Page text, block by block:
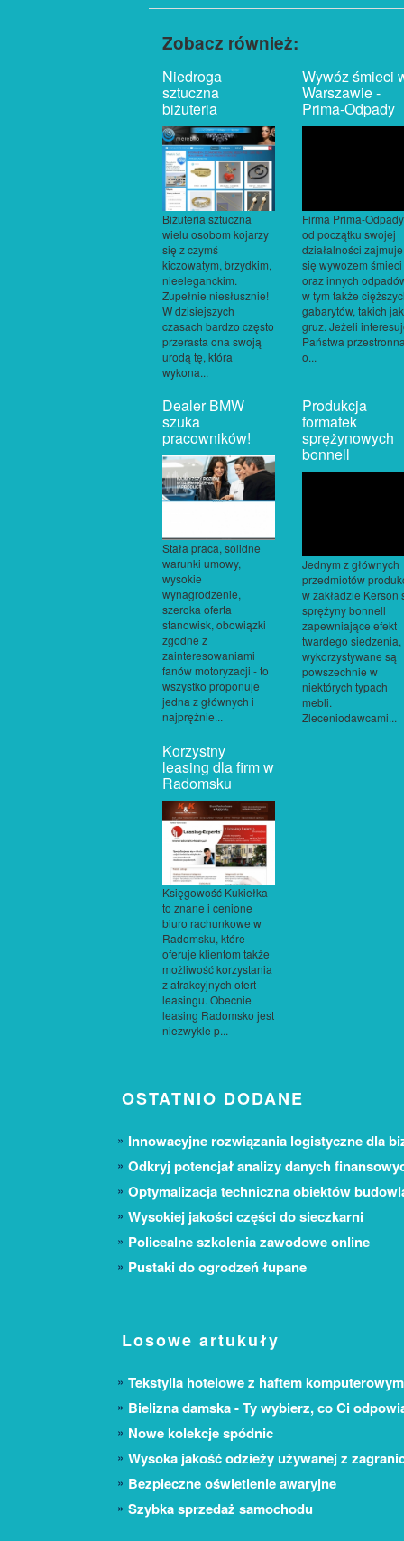
Zobacz również:
Niedroga
sztuczna
biżuteria
Biżuteria sztuczna
wielu osobom kojarzy
się z czymś
kiczowatym, brzydkim,
nieeleganckim.
Zupełnie niesłusznie!
W dzisiejszych
czasach bardzo często
przerasta ona swoją
urodą tę, która
wykona...
Wywóz śmieci
Warszawie -
Prima-Odpady
Firma Prima-Odpady
od początku swojej
działalności zajmuje
się wywozem śmieci
oraz innych
w tym także
gabarytów, takich jak
gruz. Jeżeli
Państwa
o...
Dealer BMW
szuka
pracowników!
Stała praca, solidne
warunki umowy,
wysokie
wynagrodzenie,
szeroka oferta
stanowisk, obowiązki
zgodne z
zainteresowaniami
fanów motoryzacji - to
wszystko proponuje
jedna z głównych i
najprężnie...
Produkcja
formatek
sprężynowych
bonnell
Jednym z głównych
przedmiotów
w zakładzie Kerson
sprężyny bonnell
zapewniające efekt
twardego siedzenia,
wykorzystywane są
powszechnie w
niektórych typach
mebli.
Zleceniodawcami...
Korzystny
leasing dla firm w
Radomsku
Księgowość Kukiełka
to znane i cenione
biuro rachunkowe w
Radomsku, które
oferuje klientom także
możliwość korzystania
z atrakcyjnych ofert
leasingu. Obecnie
leasing Radomsko jest
niezwykle p...
OSTATNIO DODANE
Innowacyjne rozwiązania logistyczne dla
Odkryj potencjał analizy danych
Optymalizacja techniczna obiektów
Wysokiej jakości części do sieczkarni
Policealne szkolenia zawodowe online
Pustaki do ogrodzeń łupane
Losowe artukuły
Tekstylia hotelowe z haftem
Bielizna damska - Ty wybierz, co Ci
Nowe kolekcje spódnic
Wysoka jakość odzieży używanej z
Bezpieczne oświetlenie awaryjne
Szybka sprzedaż samochodu